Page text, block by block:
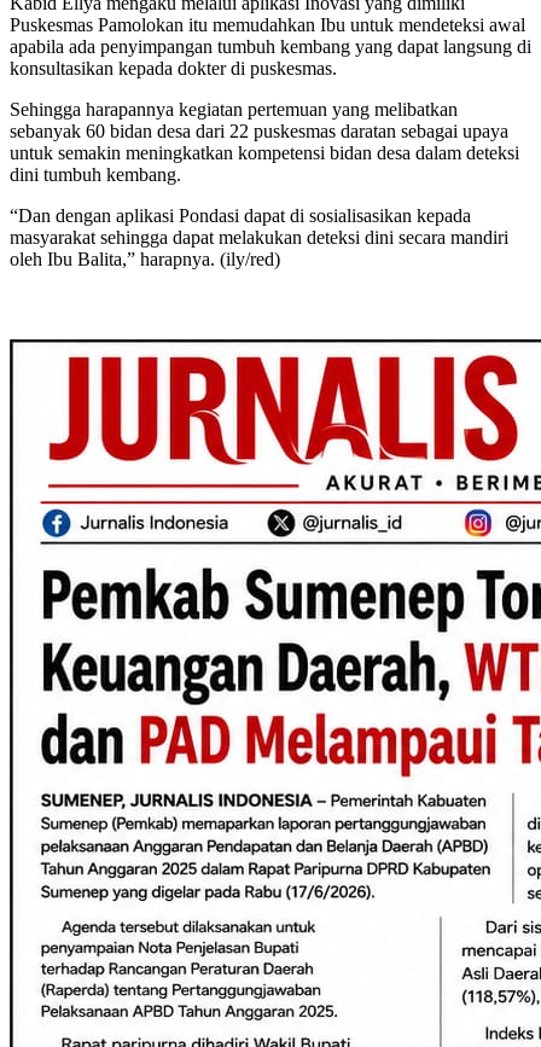
Puskesmas Pamolokan itu memudahkan Ibu untuk mendeteksi awal
apabila ada penyimpangan tumbuh kembang yang dapat langsung di
konsultasikan kepada dokter di puskesmas.
Sehingga harapannya kegiatan pertemuan yang melibatkan
sebanyak 60 bidan desa dari 22 puskesmas daratan sebagai upaya
untuk semakin meningkatkan kompetensi bidan desa dalam deteksi
dini tumbuh kembang.
“Dan dengan aplikasi Pondasi dapat di sosialisasikan kepada
masyarakat sehingga dapat melakukan deteksi dini secara mandiri
oleh Ibu Balita,” harapnya. (ily/red)